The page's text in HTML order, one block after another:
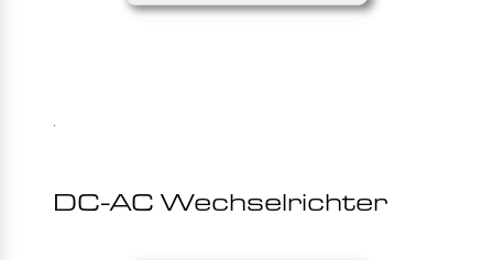
.
DC-AC Wechselrichter